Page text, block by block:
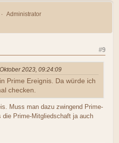
Administrator
#9
2023, 09:24:09
Prime Ereignis. Da würde ich
checken.
Muss man dazu zwingend Prime-
Prime-Mitgliedschaft ja auch